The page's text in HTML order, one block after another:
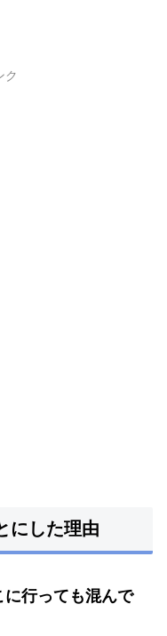
ク
にした理由
行っても混んで